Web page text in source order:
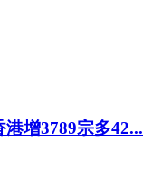
增3789宗多42...